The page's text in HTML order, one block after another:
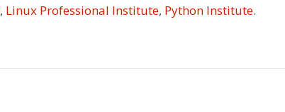
, Linux Professional Institute, Python Institute.